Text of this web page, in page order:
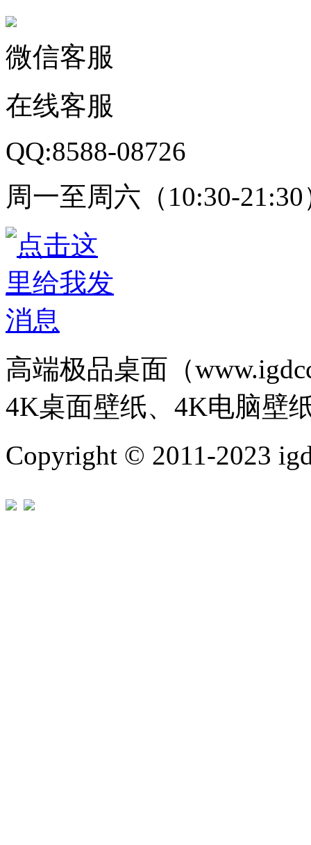
微信客服
在线客服
QQ:8588-08726
周一至周六（10:30-21:30
高端极品桌面（
4K桌面壁纸、4K电脑壁
Copyright © 2011-2023